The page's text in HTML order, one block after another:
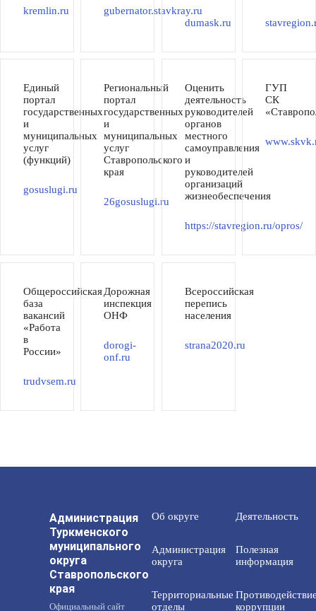
kremlin.ru gubernator.stavkray.ru
dumask.ru
Единый
портал
государственных
и
муниципальных
услуг
(функций)
gosuslugi.ru
Региональный
портал
государственных
и
муниципальных
услуг
Ставропольского
края
26gosuslugi.ru
Оценить
деятельность
руководителей
органов
местного
самоуправления
и
руководителей
организаций
жизнеобеспечения
https://stavregion.ru/opros/
ГУП
СК
Общероссийская
база
вакансий
«Работа
в
России»
trudvsem.ru
Дорожная
инспекция
ОНФ
dorogi-
onf.ru
Всероссийская
перепись
населения
strana2020.ru
Администрация
Туркменского
муниципального
округа
Ставропольского
края
Официальный сайт
Об округе
Администрация
округа
Территориальные
отделы
Деятельность
Полезная
информация
коррупции